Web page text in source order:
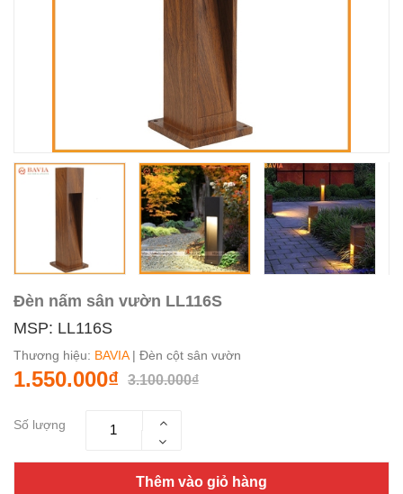
Đèn nấm sân vườn LL116S
MSP: LL116S
Thương hiệu: BAVIA| Đèn cột sân vườn
1.550.000₫ 3.100.000₫
Số lượng
Thêm vào giỏ hàng